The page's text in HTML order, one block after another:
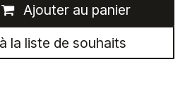
Ajouter au panier
la liste de souhaits